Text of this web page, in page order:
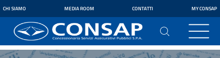
CHI SIAMO MEDIA ROOM CONTATTI MY CONSAP